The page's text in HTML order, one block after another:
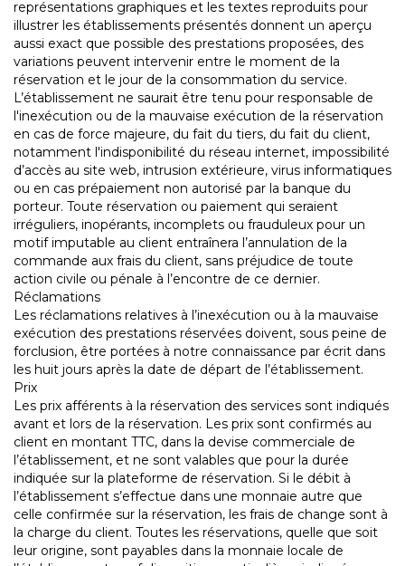
représentations graphiques et les textes reproduits pour
illustrer les établissements présentés donnent un aperçu
aussi exact que possible des prestations proposées, des
variations peuvent intervenir entre le moment de la
réservation et le jour de la consommation du service.
L’établissement ne saurait être tenu pour responsable de
l'inexécution ou de la mauvaise exécution de la réservation
en cas de force majeure, du fait du tiers, du fait du client,
notamment l'indisponibilité du réseau internet, impossibilité
d’accès au site web, intrusion extérieure, virus informatiques
ou en cas prépaiement non autorisé par la banque du
porteur. Toute réservation ou paiement qui seraient
irréguliers, inopérants, incomplets ou frauduleux pour un
motif imputable au client entraînera l’annulation de la
commande aux frais du client, sans préjudice de toute
action civile ou pénale à l’encontre de ce dernier.
Réclamations
Les réclamations relatives à l’inexécution ou à la mauvaise
exécution des prestations réservées doivent, sous peine de
forclusion, être portées à notre connaissance par écrit dans
les huit jours après la date de départ de l’établissement.
Prix
Les prix afférents à la réservation des services sont indiqués
avant et lors de la réservation. Les prix sont confirmés au
client en montant TTC, dans la devise commerciale de
l’établissement, et ne sont valables que pour la durée
indiquée sur la plateforme de réservation. Si le débit à
l’établissement s’effectue dans une monnaie autre que
celle confirmée sur la réservation, les frais de change sont à
la charge du client. Toutes les réservations, quelle que soit
leur origine, sont payables dans la monnaie locale de